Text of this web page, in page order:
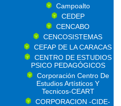
Campoalto
CEDEP
CENCABO
CENCOSISTEMAS
CEFAP DE LA CARACAS
CENTRO DE ESTUDIOS
PSICO PEDAGÓGICOS
Corporación Centro De
Estudios Artísticos Y
Tecnicos-CEART
CORPORACION -CIDE-